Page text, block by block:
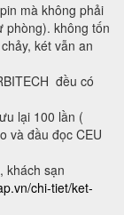
mà không phải
phòng). không tốn
két vẫn an
đều có
lại 100 lần (
và đầu đọc CEU
khách sạn
chi-tiet/ket-